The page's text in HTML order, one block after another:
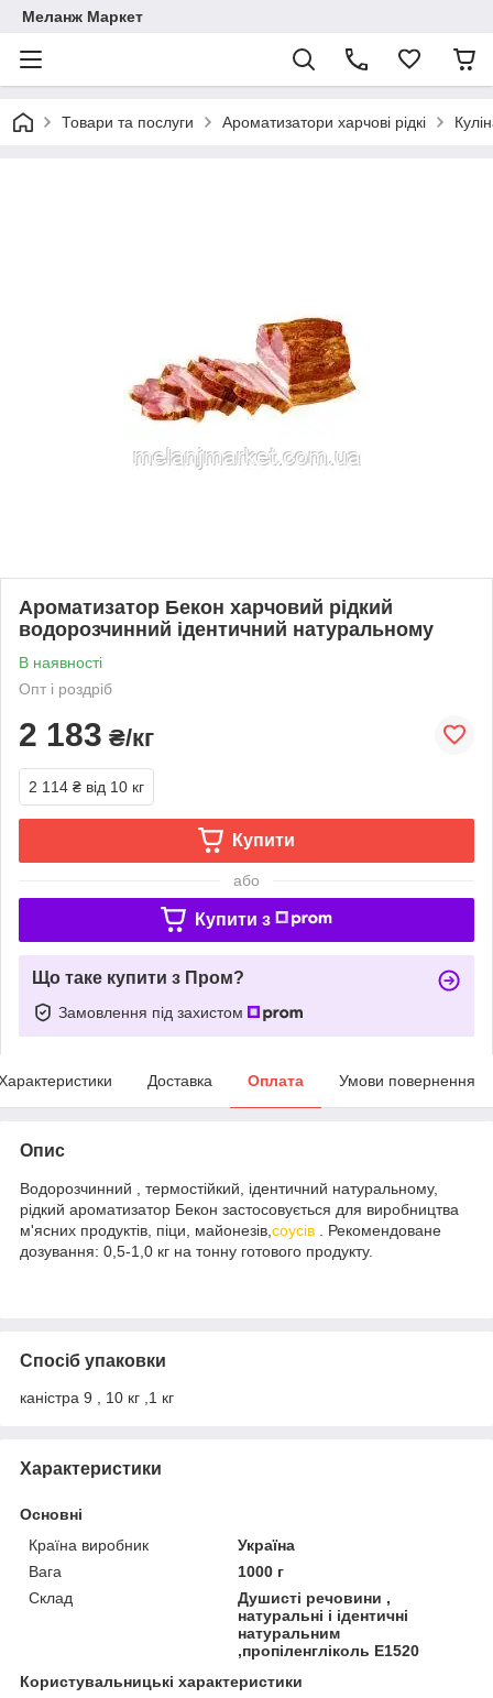
Меланж Маркет
Товари та послуги Ароматизатори харчові рідкі
Ароматизатор Бекон харчовий рідкий
водорозчинний ідентичний натуральному
В наявності
Опт і роздріб
2 183 ₴/кг
2 114 ₴ від 10 кг
Купити
або
Купити з
Що таке купити з Пром?
Замовлення під захистом
Доставка Оплата Умови повернення
Опис
Водорозчинний , термостійкий, ідентичний натуральному,
рідкий ароматизатор Бекон застосовується для виробництва
м'ясних продуктів, піци, майонезів, соусів . Рекомендоване
дозування: 0,5-1,0 кг на тонну готового продукту.
Спосіб упаковки
каністра 9 , 10 кг ,1 кг
Характеристики
Основні
Країна виробник
Україна
Вага
1000 г
Склад
Душисті речовини ,
натуральні і ідентичні
натуральним
,пропіленгліколь Е1520
Користувальницькі характеристики